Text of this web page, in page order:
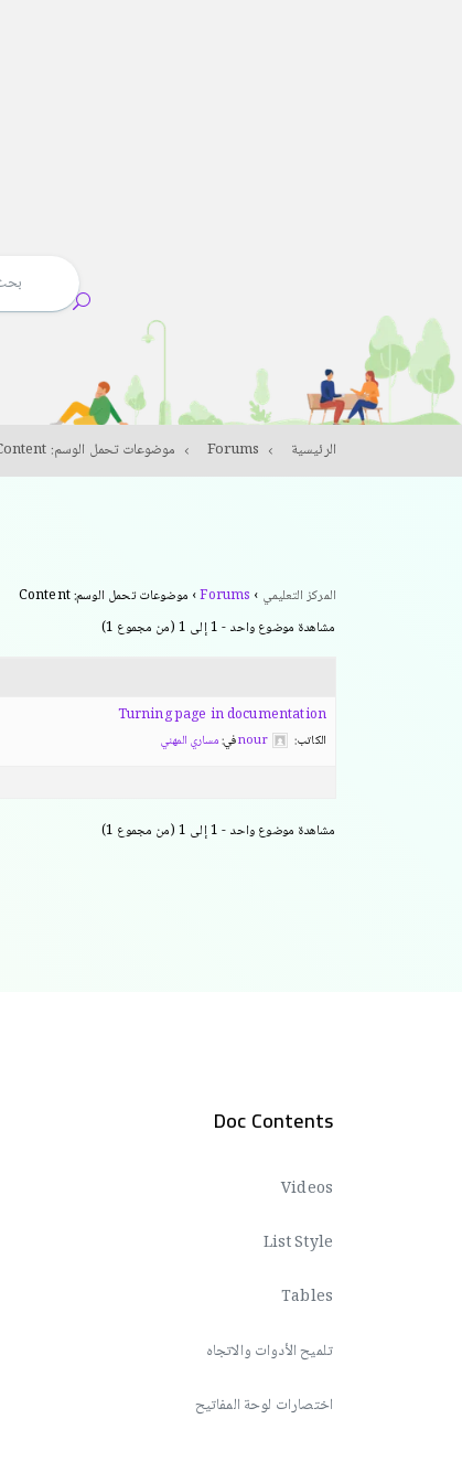
الرئيسية Forums موضوعات تحمل الوسم: Content
المركز التعليمي ›
Forums
› موضوعات تحمل الوسم: Content
مشاهدة موضوع واحد - 1 إلى 1 (من مجموع 1)
Turning page in documentation
الكاتب: nourفي:مساري المهني
مشاهدة موضوع واحد - 1 إلى 1 (من مجموع 1)
Doc Contents
Videos
List Style
Tables
تلميح الأدوات والاتجاه
اختصارات لوحة المفاتيح